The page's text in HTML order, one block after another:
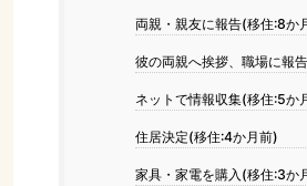
両親・親友に報告(移住:8か
彼の両親へ挨拶、職場に報
ネットで情報収集(移住:5か
住居決定(移住:4か月前)
家具・家電を購入(移住:3か